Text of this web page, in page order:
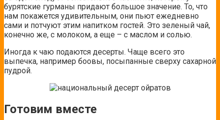
бурятские гурманы придают большое значение. То, что
нам покажется удивительным, они пьют ежедневно
сами и потчуют этим напитком гостей. Это зеленый чай,
конечно же, с молоком, а еще – с маслом и солью.
Иногда к чаю подаются десерты. Чаще всего это
выпечка, например боовы, посыпанные сверху сахарной
пудрой.
Готовим вместе